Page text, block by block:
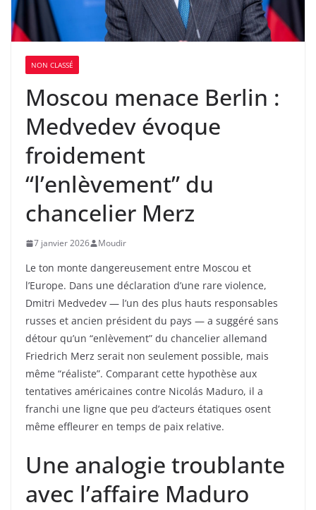
NON CLASSÉ
Moscou menace Berlin :
Medvedev évoque
froidement
“l’enlèvement” du
chancelier Merz
7 janvier 2026 Moudir
Le ton monte dangereusement entre Moscou et
l’Europe. Dans une déclaration d’une rare violence,
Dmitri Medvedev — l’un des plus hauts responsables
russes et ancien président du pays — a suggéré sans
détour qu’un “enlèvement” du chancelier allemand
Friedrich Merz serait non seulement possible, mais
même “réaliste”. Comparant cette hypothèse aux
tentatives américaines contre Nicolás Maduro, il a
franchi une ligne que peu d’acteurs étatiques osent
même effleurer en temps de paix relative.
Une analogie troublante
avec l’affaire Maduro